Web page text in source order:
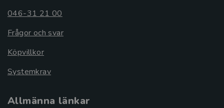
046-31 21 00
Frågor och svar
Köpvillkor
Systemkrav
Allmänna länkar